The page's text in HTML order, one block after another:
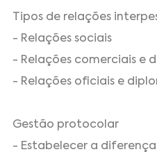
Tipos de relações
- Relações sociais
- Relações comerciais e
- Relações oficiais e
Gestão protocolar
- Estabelecer a